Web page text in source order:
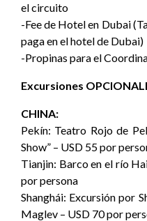
el circuito
-Fee de Hotel en Dubai
paga en el hotel de Dubai)
-Propinas para el
Excursiones
CHINA:
Pekín: Teatro Rojo de
Show” – USD 55 por
Tianjin: Barco en el río
por persona
Shanghái: Excursión por
Maglev – USD 70 por